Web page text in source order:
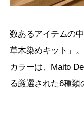
数あるアイテムの
草木染めキット」。
カラーは、 Maito
る厳選された6種類